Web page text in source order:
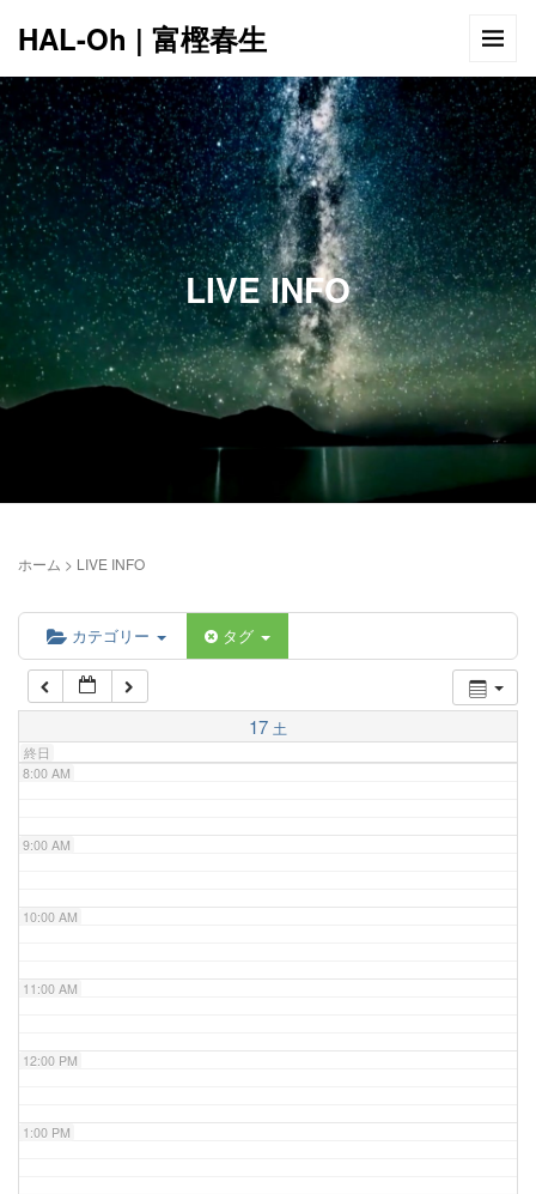
HAL-Oh | 富樫春生
LIVE INFO
ホーム > LIVE INFO
カテゴリー タグ
17 土
終日
12:00 AM
1:00 AM
2:00 AM
5:00 AM
6:00 AM
7:00 AM
8:00 AM
9:00 AM
10:00 AM
11:00 AM
12:00 PM
1:00 PM